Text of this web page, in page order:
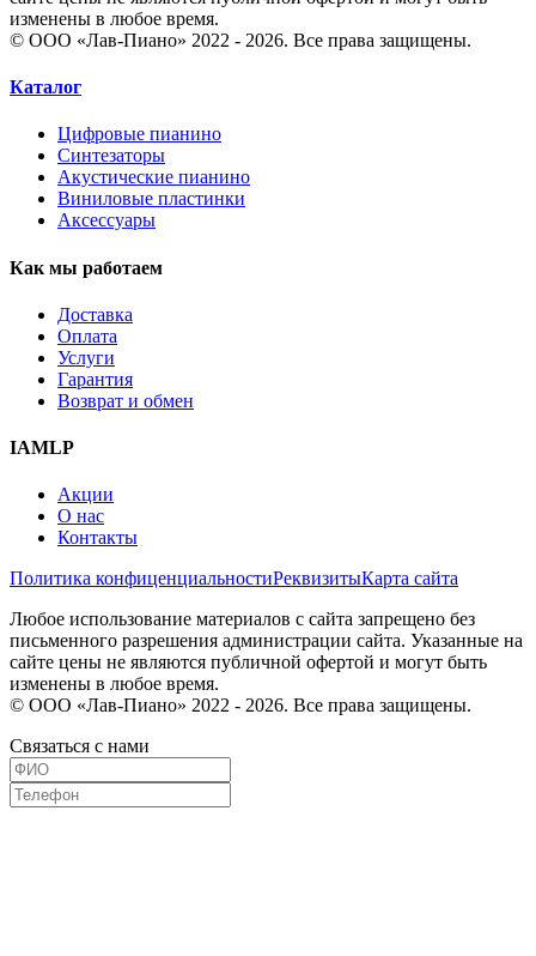
изменены в любое время.
© ООО «Лав-Пиано» 2022 - 2026. Все права защищены.
Каталог
Цифровые пианино
Синтезаторы
Акустические пианино
Виниловые пластинки
Аксессуары
Как мы работаем
Доставка
Оплата
Услуги
Гарантия
Возврат и обмен
IAMLP
Акции
О нас
Контакты
Политика конфиценциальностиРеквизитыКарта сайта
Любое использование материалов с сайта запрещено без
письменного разрешения администрации сайта. Указанные на
сайте цены не являются публичной офертой и могут быть
изменены в любое время.
© ООО «Лав-Пиано» 2022 - 2026. Все права защищены.
Связаться с нами